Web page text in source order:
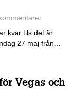
kvar tils det är
27 maj från…
Vegas och